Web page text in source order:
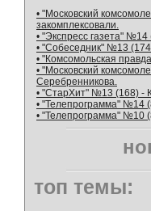
• "Московский
закомплексовали.
• "Экспресс газета"
• "Собеседник" №13
• "Комсомольская
• "Московский
Серебренникова.
• "СтарХит" №13 (168) -
• "Телепрограмма" №14
• "Телепрограмма" №10
топ темы: